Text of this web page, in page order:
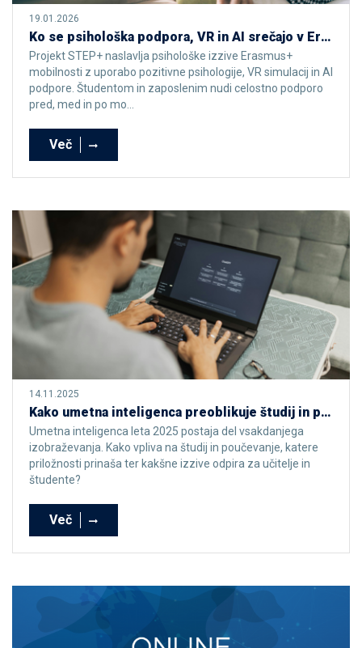
19.01.2026
Ko se psihološka podpora, VR in AI srečajo v Erasmus mobilnosti – STEP+
Projekt STEP+ naslavlja psihološke izzive Erasmus+
mobilnosti z uporabo pozitivne psihologije, VR simulacij in AI
podpore. Študentom in zaposlenim nudi celostno podporo
pred, med in po mo...
Več
14.11.2025
Kako umetna inteligenca preoblikuje študij in poučevanje v letu 2025
Umetna inteligenca leta 2025 postaja del vsakdanjega
izobraževanja. Kako vpliva na študij in poučevanje, katere
priložnosti prinaša ter kakšne izzive odpira za učitelje in
študente?
Več